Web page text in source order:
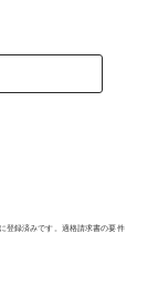
登録済みです。適格請求書の要件